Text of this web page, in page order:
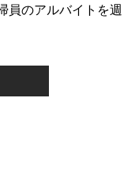
員のアルバイトを週